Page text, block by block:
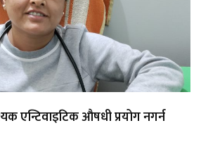
एन्टिवाइटिक औषधी प्रयोग नगर्न